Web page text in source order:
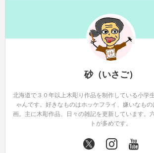
砂（いさご）
北海道で３０年以上木彫り作品を制作している小学
ゃんです。好きなものはホッケフライ、嫌いなも
画。主に木彫作品、日々の雑記を更新しています。
トが多めです。